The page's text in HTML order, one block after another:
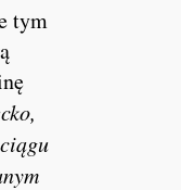
tym